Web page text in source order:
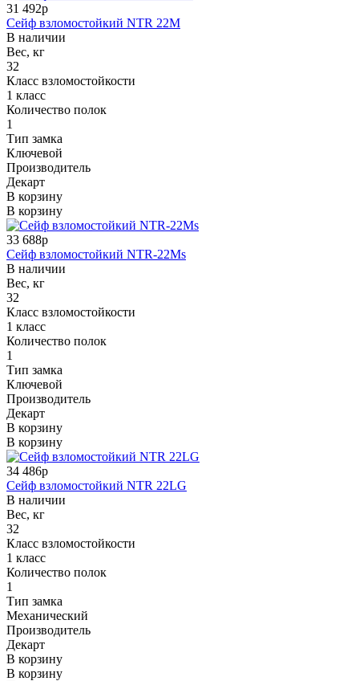
31 492р
Сейф взломостойкий NTR 22M
В наличии
Вес, кг
32
Класс взломостойкости
1 класс
Количество полок
1
Тип замка
Ключевой
Производитель
Декарт
В корзину
В корзину
33 688р
Сейф взломостойкий NTR-22Ms
В наличии
Вес, кг
32
Класс взломостойкости
1 класс
Количество полок
1
Тип замка
Ключевой
Производитель
Декарт
В корзину
В корзину
34 486р
Сейф взломостойкий NTR 22LG
В наличии
Вес, кг
32
Класс взломостойкости
1 класс
Количество полок
1
Тип замка
Механический
Производитель
Декарт
В корзину
В корзину